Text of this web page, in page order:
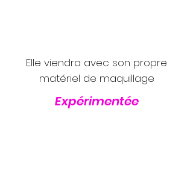
Elle viendra avec son propre
matériel de maquillage
Expérimentée